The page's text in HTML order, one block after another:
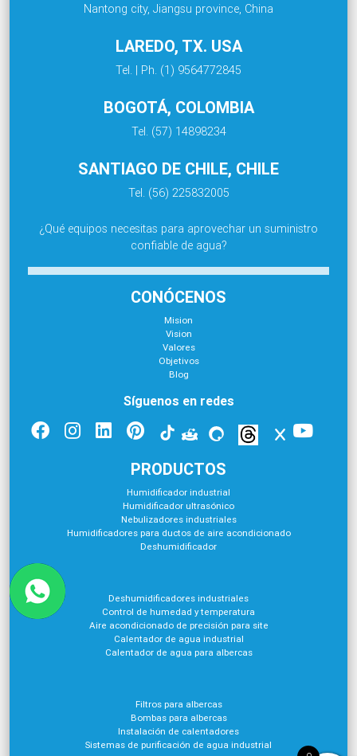
Nantong city, Jiangsu province, China
LAREDO, TX. USA
Tel. | Ph. (1) 9564772845
BOGOTÁ, COLOMBIA
Tel. (57) 14898234
SANTIAGO DE CHILE, CHILE
Tel. (56) 225832005
¿Qué equipos necesitas para aprovechar un suministro
confiable de agua?
CONÓCENOS
Mision
Vision
Valores
Objetivos
Blog
Síguenos en redes
PRODUCTOS
Humidificador industrial
Humidificador ultrasónico
Nebulizadores industriales
Humidificadores para ductos de aire acondicionado
Deshumidificador
Deshumidificadores industriales
Control de humedad y temperatura
Aire acondicionado de precisión para site
Calentador de agua industrial
Calentador de agua para albercas
Filtros para albercas
Bombas para albercas
Instalación de calentadores
Sistemas de purificación de agua industrial